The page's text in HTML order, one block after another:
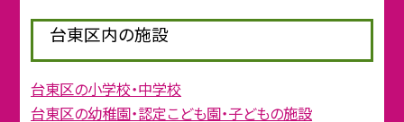
台東区内の施設
台東区の小学校・中学校
台東区の幼稚園・認定こども園・子どもの施設